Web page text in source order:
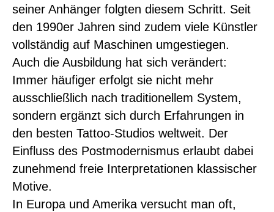
seiner Anhänger folgten diesem Schritt. Seit
den 1990er Jahren sind zudem viele Künstler
vollständig auf Maschinen umgestiegen.
Auch die Ausbildung hat sich verändert:
Immer häufiger erfolgt sie nicht mehr
ausschließlich nach traditionellem System,
sondern ergänzt sich durch Erfahrungen in
den besten Tattoo-Studios weltweit. Der
Einfluss des Postmodernismus erlaubt dabei
zunehmend freie Interpretationen klassischer
Motive.
In Europa und Amerika versucht man oft,